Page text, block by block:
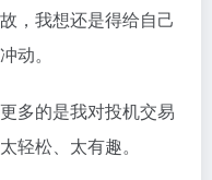
，我想还是得给自己
动。
多的是我对投机交易
轻松、太有趣。